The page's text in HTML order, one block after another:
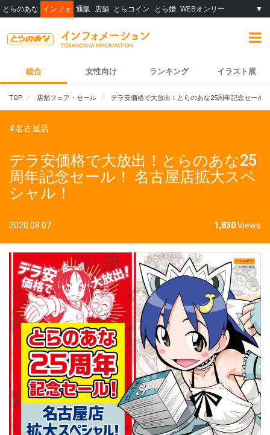
とらのあな インフォ 通販 店舗 とらコイン とら婚 WEBオンリー ▼
総合 女性向け ランキング イラスト展
TOP 店舗フェア・セール デラ安価格で大放出！とらのあな25周年記念セール
#名古屋店
デラ安価格で大放出！とらのあな25
周年記念セール！ 名古屋店拡大スペ
シャル！
2020.08.07 1,830Views